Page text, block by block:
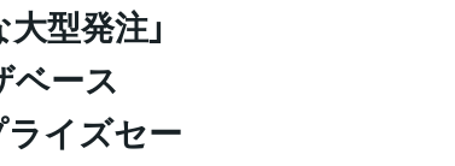
型発注」
ベース
イズセー